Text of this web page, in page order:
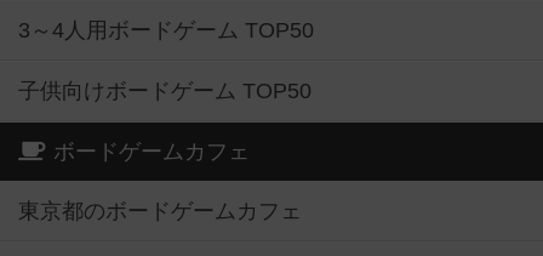
3～4人用ボードゲーム TOP50
子供向けボードゲーム TOP50
ボードゲームカフェ
東京都のボードゲームカフェ